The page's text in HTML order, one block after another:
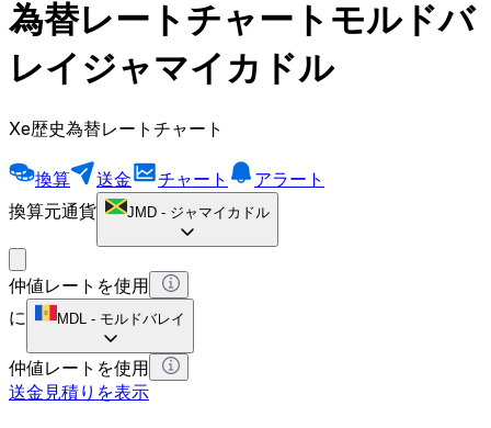
為替レートチャートモルドバ
レイジャマイカドル
Xe歴史為替レートチャート
換算 送金 チャート
アラート
換算元通貨
JMD - ジャマイカドル
仲値レートを使用
に
MDL - モルドバレイ
仲値レートを使用
送金見積りを表示